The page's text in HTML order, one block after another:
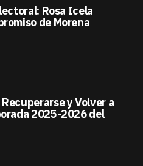
Rosa Icela
de Morena
y Volver a
2025-2026 del